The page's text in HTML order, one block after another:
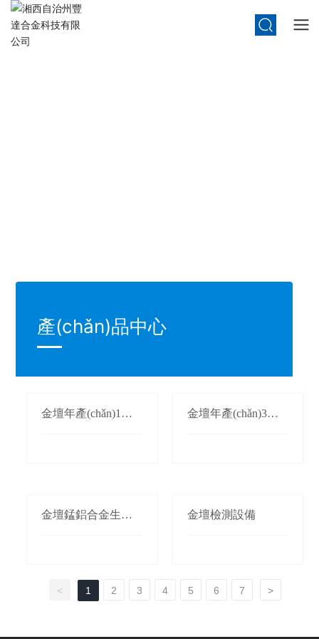
產(chǎn)品中心
金壇年產(chǎn)1萬
金壇年產(chǎn)3萬
金壇錳鋁合金生產(c
金壇檢測設備
< 1 2 3 4 5 6 7 >